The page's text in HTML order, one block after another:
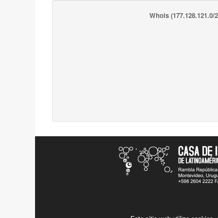
Whois (177.128.121.0/